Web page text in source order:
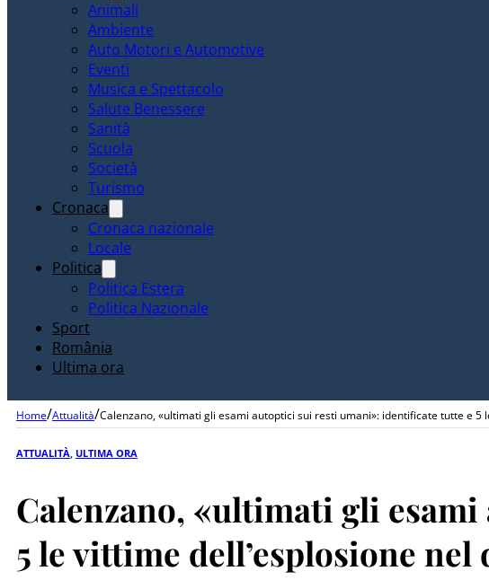
Animali
Ambiente
Auto Motori e Automotive
Eventi
Musica e Spettacolo
Salute Benessere
Sanità
Scuola
Società
Turismo
Cronaca
Cronaca nazionale
Locale
Politica
Politica Estera
Politica Nazionale
Sport
România
Ultima ora
Home/Attualità/Calenzano, «ultimati gli esami autoptici sui resti umani»: identificate tutte e 5
ATTUALITÀ ULTIMA ORA
Calenzano, «ultimati gli
5 le vittime dell’esplosione nel